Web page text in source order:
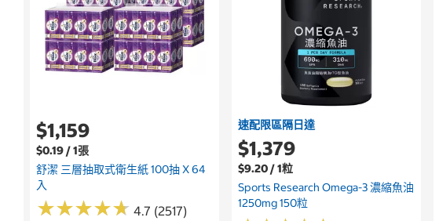
$1,159
$0.19 / 1張
舒潔 三層抽取式衛生紙 100抽 X 64
入
★★★★★
★★★★★ 4.7 (2517)
速配限區隔日達
$1,379
$9.20 / 1粒
Sports Research Omega-3 濃縮魚油
1250mg 150粒